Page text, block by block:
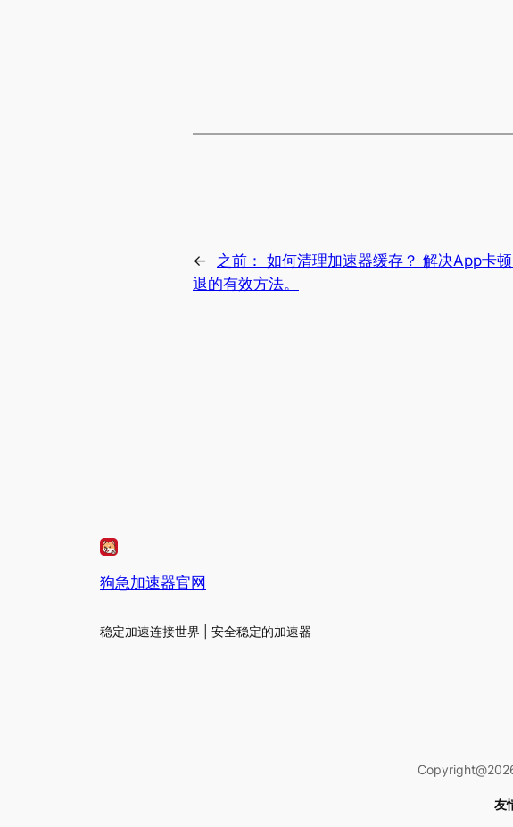
← 之前： 如何清理加速器缓存？ 解决App卡
退的有效方法。
狗急加速器官网
稳定加速连接世界 | 安全稳定的加速器
友